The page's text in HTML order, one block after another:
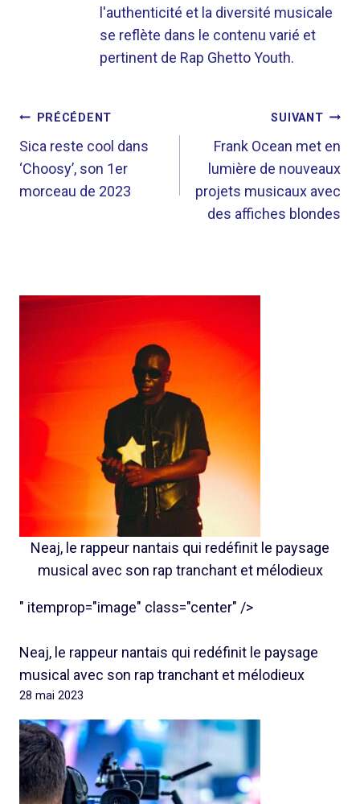
l'authenticité et la diversité musicale
se reflète dans le contenu varié et
pertinent de Rap Ghetto Youth.
NAVIGATION
DE
L’ARTICLE
PRÉCÉDENT
Sica reste cool dans
‘Choosy’, son 1er
morceau de 2023
SUIVANT
Frank Ocean met en
lumière de nouveaux
projets musicaux avec
des affiches blondes
Neaj, le rappeur nantais qui redéfinit le paysage
musical avec son rap tranchant et mélodieux
" itemprop="image" class="center" />
Neaj, le rappeur nantais qui redéfinit le paysage
musical avec son rap tranchant et mélodieux
28 mai 2023